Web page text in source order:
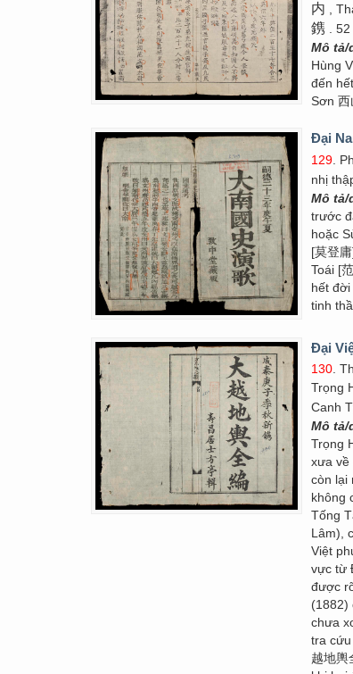
内 ,
鎸 .
Mô tả/
Hùng
đến
Sơn 西
Đại
129.
nhị
Mô tả/
trước
hoặc
[莫登
Toái [
hết
tinh
Đại
130 .
Trọng
Canh
Mô tả/
Trọng
xưa về
còn lại
không
Tống
Lâm),
Việt
vực từ
được
(1882)
chưa
tra
越地輿